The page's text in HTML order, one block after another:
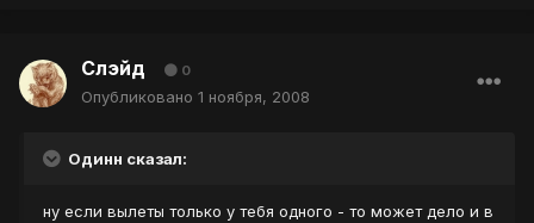
Слэйд 0
Опубликовано 1 ноября, 2008
Одинн сказал:
ну если вылеты только у тебя одного - то может дело и в